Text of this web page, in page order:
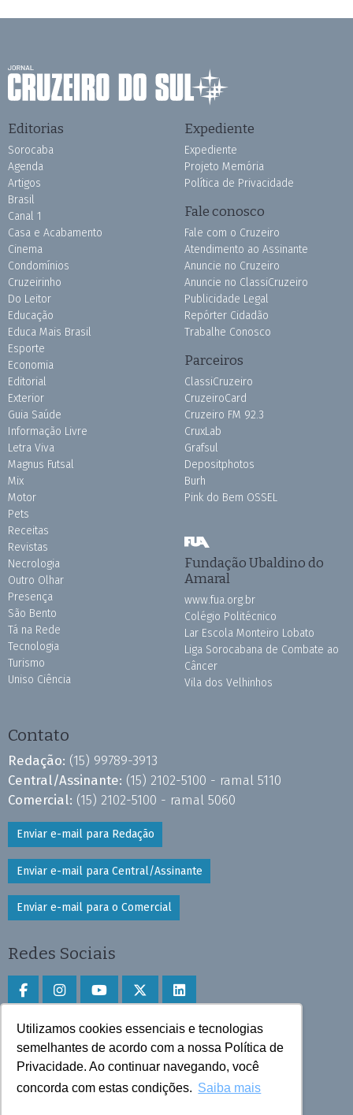
Utilizamos cookies essenciais e tecnologias
semelhantes de acordo com a nossa Política de
Privacidade. Ao continuar navegando, você
concorda com estas condições. Saiba mais
Editorias
Sorocaba
Agenda
Artigos
Brasil
Canal 1
Casa e Acabamento
Cinema
Condomínios
Cruzeirinho
Do Leitor
Educação
Educa Mais Brasil
Esporte
Economia
Editorial
Exterior
Guia Saúde
Informação Livre
Letra Viva
Magnus Futsal
Mix
Motor
Pets
Receitas
Revistas
Necrologia
Outro Olhar
Presença
São Bento
Tá na Rede
Tecnologia
Turismo
Uniso Ciência
Expediente
Expediente
Projeto Memória
Política de Privacidade
Fale conosco
Fale com o Cruzeiro
Atendimento ao Assinante
Anuncie no Cruzeiro
Anuncie no ClassiCruzeiro
Publicidade Legal
Repórter Cidadão
Trabalhe Conosco
Parceiros
ClassiCruzeiro
CruzeiroCard
Cruzeiro FM 92.3
CruxLab
Grafsul
Depositphotos
Burh
Pink do Bem OSSEL
Fundação Ubaldino do
Amaral
www.fua.org.br
Colégio Politécnico
Lar Escola Monteiro Lobato
Liga Sorocabana de Combate ao
Câncer
Vila dos Velhinhos
Contato
Redação: (15) 99789-3913
Central/Assinante: (15) 2102-5100 - ramal 5110
Comercial: (15) 2102-5100 - ramal 5060
Enviar e-mail para Redação
Enviar e-mail para Central/Assinante
Enviar e-mail para o Comercial
Redes Sociais
Faça download do aplicativo
Play Store e App Store